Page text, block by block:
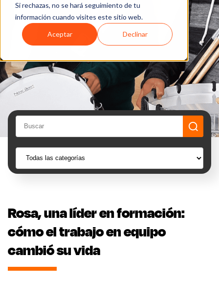
Si rechazas, no se hará seguimiento de tu
información cuando visites este sitio web.
Aceptar Declinar
Rosa, una líder en formación:
cómo el trabajo en equipo
cambió su vida